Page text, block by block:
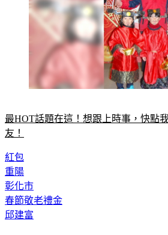
友！
重陽
彰化市
春節敬老禮金
邱建富